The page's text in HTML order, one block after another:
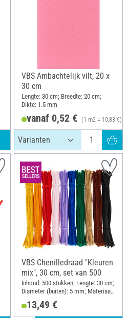
VBS Ambachtelijk vilt, 20 x
30 cm
Lengte: 30 cm; Breedte: 20 cm;
Dikte: 1.5 mm
vanaf 0,52 € (1 m2 = 10,83 €)
VBS Chenilledraad "Kleuren
mix", 30 cm, set van 500
Inhoud: 500 stukken; Lengte: 30 cm;
Diameter (buiten): 5 mm; Materiaal:
13,49 €